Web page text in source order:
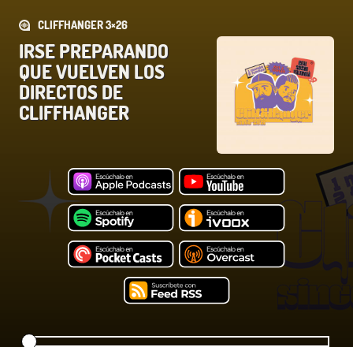
CLIFFHANGER 3×26
IRSE PREPARANDO
QUE VUELVEN LOS
DIRECTOS DE
CLIFFHANGER